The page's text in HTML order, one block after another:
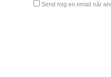
Send mig en email når